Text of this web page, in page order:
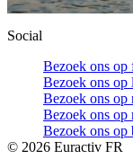
Social
Bezoek ons op
Bezoek ons op
Bezoek ons op
Bezoek ons op
Bezoek ons op
© 2026 Euractiv FR